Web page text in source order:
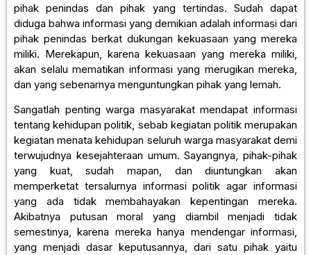
pihak penindas dan pihak yang tertindas. Sudah dapat
diduga bahwa informasi yang demikian adalah informasi dari
pihak penindas berkat dukungan kekuasaan yang mereka
miliki. Merekapun, karena kekuasaan yang mereka miliki,
akan selalu mematikan informasi yang merugikan mereka,
dan yang sebenarnya menguntungkan pihak yang lemah.
Sangatlah penting warga masyarakat mendapat informasi
tentang kehidupan politik, sebab kegiatan politik merupakan
kegiatan menata kehidupan seluruh warga masyarakat demi
terwujudnya kesejahteraan umum. Sayangnya, pihak-pihak
yang kuat, sudah mapan, dan diuntungkan akan
memperketat tersalurnya informasi politik agar informasi
yang ada tidak membahayakan kepentingan mereka.
Akibatnya putusan moral yang diambil menjadi tidak
semestinya, karena mereka hanya mendengar informasi,
yang menjadi dasar keputusannya, dari satu pihak yaitu